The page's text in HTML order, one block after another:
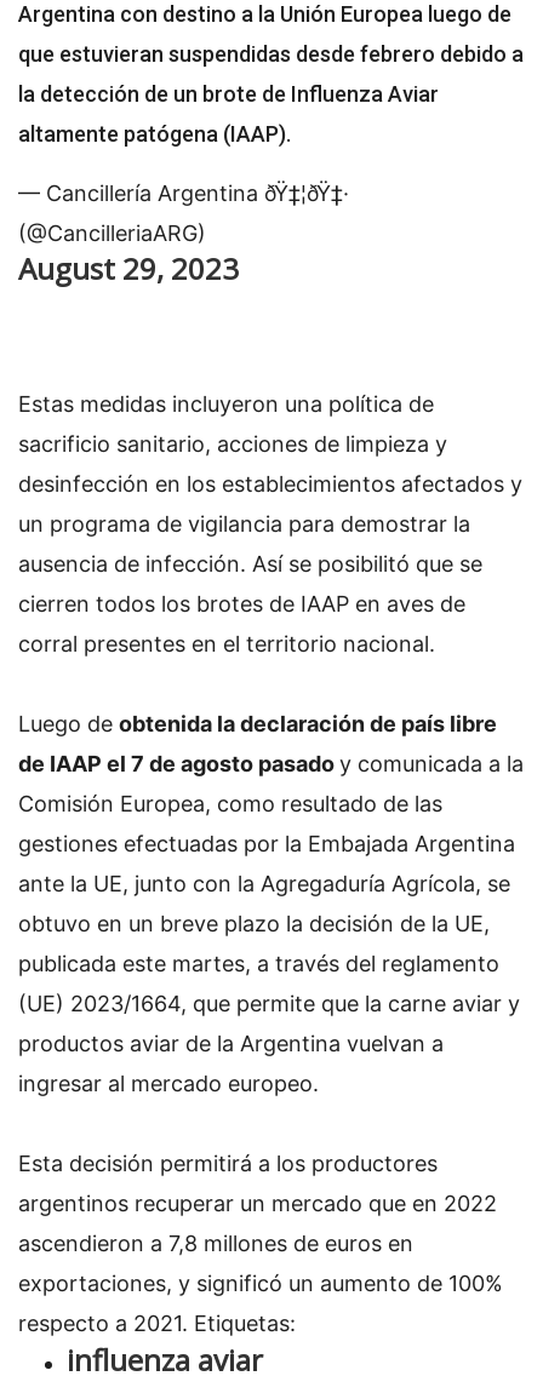
Argentina con destino a la Unión Europea luego de
que estuvieran suspendidas desde febrero debido a
la detección de un brote de Influenza Aviar
altamente patógena (IAAP).
— Cancillería Argentina ðŸ‡¦ðŸ‡·
(@CancilleriaARG)
August 29, 2023
Estas medidas incluyeron una política de
sacrificio sanitario, acciones de limpieza y
desinfección en los establecimientos afectados y
un programa de vigilancia para demostrar la
ausencia de infección. Así se posibilitó que se
cierren todos los brotes de IAAP en aves de
corral presentes en el territorio nacional.
Luego de obtenida la declaración de país libre
de IAAP el 7 de agosto pasadoy comunicada a la
Comisión Europea, como resultado de las
gestiones efectuadas por la Embajada Argentina
ante la UE, junto con la Agregaduría Agrícola, se
obtuvo en un breve plazo la decisión de la UE,
publicada este martes, a través del reglamento
(UE) 2023/1664, que permite que la carne aviar y
productos aviar de la Argentina vuelvan a
ingresar al mercado europeo.
Esta decisión permitirá a los productores
argentinos recuperar un mercado que en 2022
ascendieron a 7,8 millones de euros en
exportaciones, y significó un aumento de 100%
respecto a 2021. Etiquetas:
influenza aviar